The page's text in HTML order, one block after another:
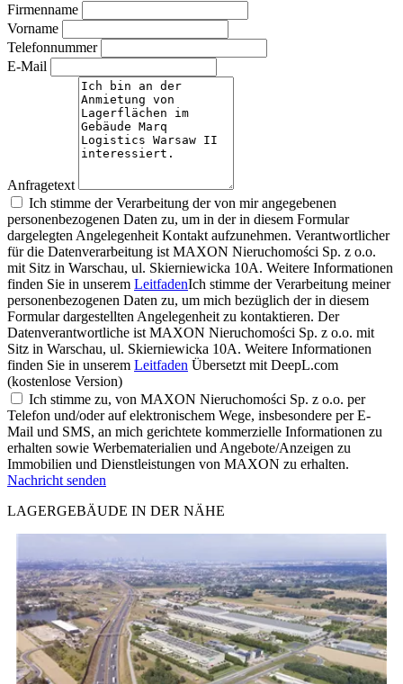
Firmenname
Vorname
Telefonnummer
E-Mail
Anfragetext
Ich stimme der Verarbeitung der von mir angegebenen
personenbezogenen Daten zu, um in der in diesem Formular
dargelegten Angelegenheit Kontakt aufzunehmen. Verantwortlicher
für die Datenverarbeitung ist MAXON Nieruchomości Sp. z o.o.
mit Sitz in Warschau, ul. Skierniewicka 10A. Weitere Informationen
finden Sie in unserem LeitfadenIch stimme der Verarbeitung meiner
personenbezogenen Daten zu, um mich bezüglich der in diesem
Formular dargestellten Angelegenheit zu kontaktieren. Der
Datenverantwortliche ist MAXON Nieruchomości Sp. z o.o. mit
Sitz in Warschau, ul. Skierniewicka 10A. Weitere Informationen
finden Sie in unserem Leitfaden Übersetzt mit DeepL.com
(kostenlose Version)
Ich stimme zu, von MAXON Nieruchomości Sp. z o.o. per
Telefon und/oder auf elektronischem Wege, insbesondere per E-
Mail und SMS, an mich gerichtete kommerzielle Informationen zu
erhalten sowie Werbematerialien und Angebote/Anzeigen zu
Immobilien und Dienstleistungen von MAXON zu erhalten.
Nachricht senden
LAGERGEBÄUDE IN DER NÄHE